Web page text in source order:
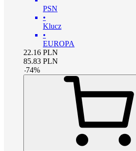
PSN
•
Klucz
•
EUROPA
22.16 PLN
85.83 PLN
-74%